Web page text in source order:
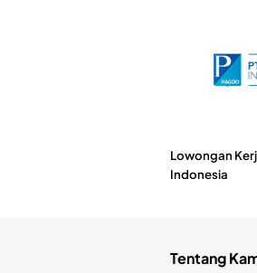
Lowongan
Indonesia
Tentang